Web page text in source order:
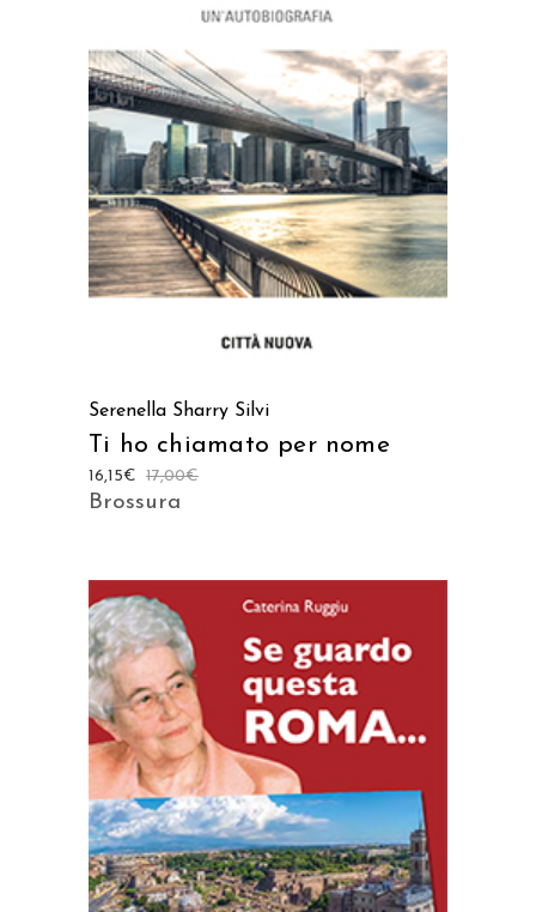
AGGIUNGI AL CARRELLO
Serenella Sharry Silvi
Ti ho chiamato per nome
17,00€
16,15€
Brossura
AGGIUNGI AL CARRELLO